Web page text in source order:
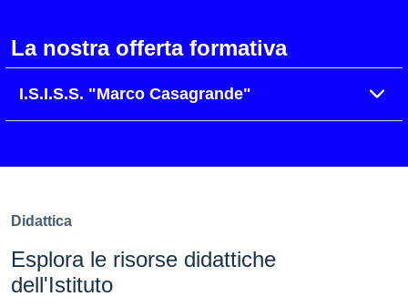
La nostra offerta formativa
I.S.I.S.S. "Marco Casagrande"
Didattica
Esplora le risorse didattiche
dell'Istituto